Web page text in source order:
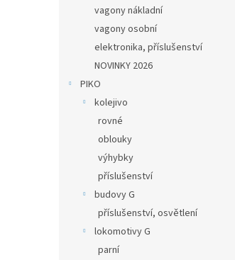
vagony nákladní
vagony osobní
elektronika, příslušenství
NOVINKY 2026
PIKO
kolejivo
rovné
oblouky
výhybky
příslušenství
budovy G
příslušenství, osvětlení
lokomotivy G
parní